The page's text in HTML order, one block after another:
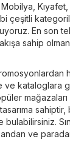
çeşitli
En son
sahip
kataloglara
mağazaları
sahiptir,
ve